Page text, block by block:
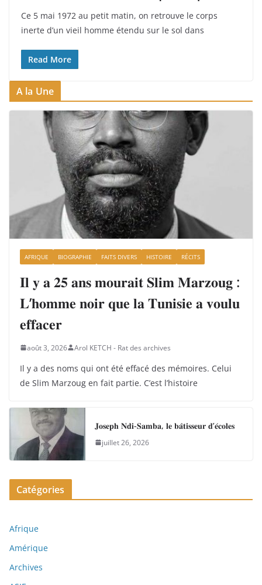
Ce 5 mai 1972 au petit matin, on retrouve le corps
inerte d’un vieil homme étendu sur le sol dans
Read More
A la Une
AFRIQUE BIOGRAPHIE FAITS DIVERS HISTOIRE RÉCITS
𝐈𝐥 𝐲 𝐚 𝟐𝟓 𝐚𝐧𝐬 𝐦𝐨𝐮𝐫𝐚𝐢𝐭 𝐒𝐥𝐢𝐦 𝐌𝐚𝐫𝐳𝐨𝐮𝐠 :
𝐋’𝐡𝐨𝐦𝐦𝐞 𝐧𝐨𝐢𝐫 𝐪𝐮𝐞 𝐥𝐚 𝐓𝐮𝐧𝐢𝐬𝐢𝐞 𝐚 𝐯𝐨𝐮𝐥𝐮
𝐞𝐟𝐟𝐚𝐜𝐞𝐫
août 3, 2026 Arol KETCH - Rat des archives
Il y a des noms qui ont été effacé des mémoires. Celui
de Slim Marzoug en fait partie. C’est l’histoire
𝐉𝐨𝐬𝐞𝐩𝐡 𝐍𝐝𝐢-𝐒𝐚𝐦𝐛𝐚, 𝐥𝐞 𝐛𝐚̂𝐭𝐢𝐬𝐬𝐞𝐮𝐫 𝐝’𝐞́𝐜𝐨𝐥𝐞𝐬
juillet 26, 2026
Catégories
Afrique
Amérique
Archives